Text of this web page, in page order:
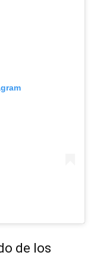
de los